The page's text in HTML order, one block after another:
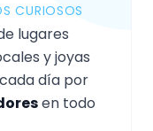
CURIOSOS
lugares
y joyas
día por
en todo